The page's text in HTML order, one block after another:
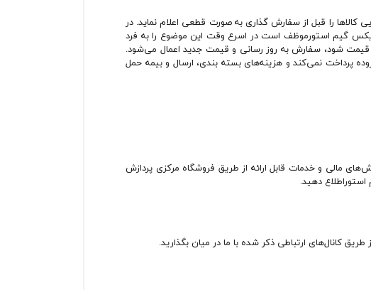
را قبل از سفارش گذاری به صورت قطعی اعلام نماید. در
گیم استورموظف است در اسرع وقت این موضوع را به فرد
شود، سفارش به روز رسانی و قیمت جدید اعمال می‏‌شود.
پرداخت نمی‏‌کند و هزینه‏‌های بسته بندی، ارسال و بیمه حمل
مالی و خدمات قابل ارائه از طریق فروشگاه مرکزی پردازش
دهید.
کانال‏‌های ارتباطی ذکر شده با ما در میان بگذارید.